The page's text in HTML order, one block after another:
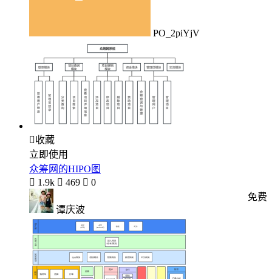
PO_2piYjV
收藏
立即使用
众筹网的HIPO图
 1.9k  469  0
谭庆波
免费